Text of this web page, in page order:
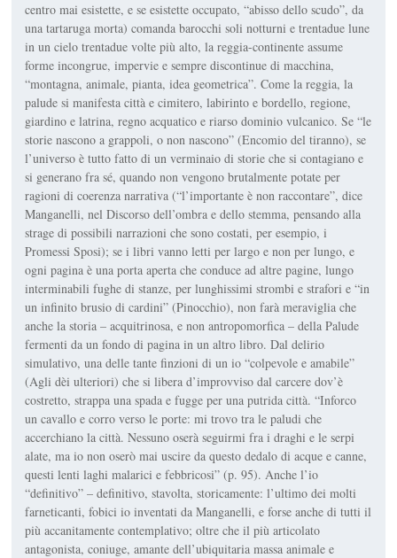
centro mai esistette, e se esistette occupato, “abis­so dello scudo”, da
una tartaruga mor­ta) comanda barocchi soli notturni e trentadue lune
in un cielo trentadue volte più alto, la reggia-continente as­sume
forme incongrue, impervie e sem­pre discontinue di macchina,
“monta­gna, animale, pianta, idea geometrica”. Come la reggia, la
palude si manifesta città e cimitero, labirinto e bordello, regione,
giardino e latrina, regno acquatico e riarso dominio vulcanico. Se “le
storie nascono a grappoli, o non nascono” (Encomio del tiranno), se
l’universo è tutto fatto di un verminaio di storie che si contagiano e
si generano fra sé, quando non vengono brutal­mente potate per
ragioni di coerenza narrativa (“l’importante è non raccontare”, dice
Manganelli, nelDiscorso dell’ombra e dello stemma, pensando alla
strage di possibili narrazioni che sono costati, per esempio, i
Promessi Sposi); se i libri vanno letti per largo e non per lungo, e
ogni pagina è una porta aperta che conduce ad altre pagi­ne, lungo
interminabili fughe di stanze, per lunghissimi strombi e strafori e “in
un infini­to brusio di cardini” (Pinocchio), non farà meraviglia che
anche la storia – acquitrinosa, e non antropomorfica – della Palude
fermenti da un fondo di pagina in un altro libro. Dal delirio
simulativo, una delle tante finzioni di un io “colpevole e ama­bile”
(Agli dèi ulteriori) che si libera d’improv­viso dal carcere dov’è
costretto, strappa una spada e fugge per una putrida città. “Inforco
un cavallo e corro verso le porte: mi trovo tra le paludi che
accerchiano la città. Nessuno oserà seguirmi fra i draghi e le serpi
alate, ma io non oserò mai uscire da que­sto dedalo di acque e can­ne,
questi lenti laghi ma­larici e febbricosi” (p. 95). Anche l’io
“definitivo” – definitivo, stavolta, sto­ricamente: l’ultimo dei molti
farneticanti, fobici io inventati da Manga­nelli, e forse anche di tutti il
più accanita­mente contemplativo; oltre che il più articola­to
antagonista, coniu­ge, amante dell’ubiqui­taria massa animale e